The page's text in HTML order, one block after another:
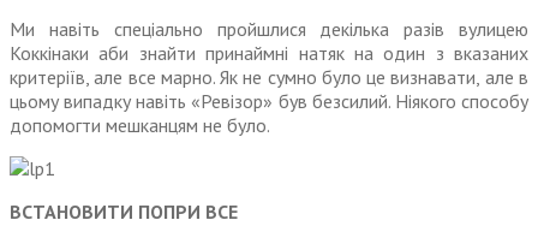
Ми навіть спеціально пройшлися декілька разів вулицею
Коккінаки аби знайти принаймні натяк на один з вказаних
критеріїв, але все марно. Як не сумно було це визна­вати, але в
цьому випадку навіть «Ревізор» був безсилий. Ніякого способу
допомогти мешканцям не було.
ВСТАНОВИТИ ПОПРИ ВСЕ